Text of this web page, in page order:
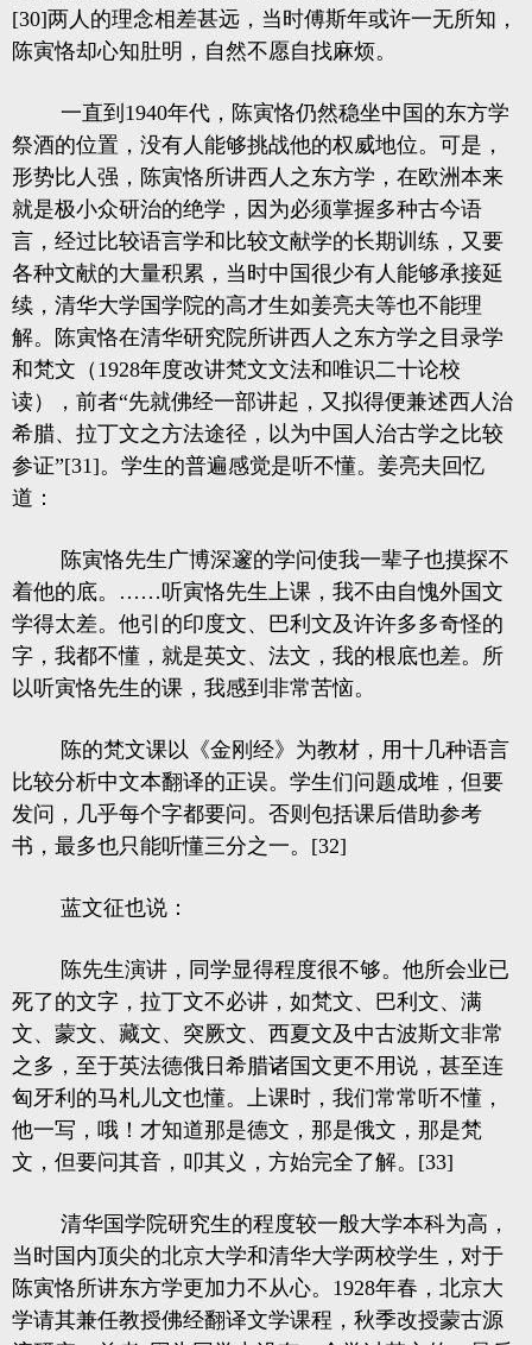
[30]两人的理念相差甚远，当时傅斯年或许一无所知，
陈寅恪却心知肚明，自然不愿自找麻烦。
一直到1940年代，陈寅恪仍然稳坐中国的东方学
祭酒的位置，没有人能够挑战他的权威地位。可是，
形势比人强，陈寅恪所讲西人之东方学，在欧洲本来
就是极小众研治的绝学，因为必须掌握多种古今语
言，经过比较语言学和比较文献学的长期训练，又要
各种文献的大量积累，当时中国很少有人能够承接延
续，清华大学国学院的高才生如姜亮夫等也不能理
解。陈寅恪在清华研究院所讲西人之东方学之目录学
和梵文（1928年度改讲梵文文法和唯识二十论校
读），前者“先就佛经一部讲起，又拟得便兼述西人治
希腊、拉丁文之方法途径，以为中国人治古学之比较
参证”[31]。学生的普遍感觉是听不懂。姜亮夫回忆
道：
陈寅恪先生广博深邃的学问使我一辈子也摸探不
着他的底。……听寅恪先生上课，我不由自愧外国文
学得太差。他引的印度文、巴利文及许许多多奇怪的
字，我都不懂，就是英文、法文，我的根底也差。所
以听寅恪先生的课，我感到非常苦恼。
陈的梵文课以《金刚经》为教材，用十几种语言
比较分析中文本翻译的正误。学生们问题成堆，但要
发问，几乎每个字都要问。否则包括课后借助参考
书，最多也只能听懂三分之一。[32]
蓝文征也说：
陈先生演讲，同学显得程度很不够。他所会业已
死了的文字，拉丁文不必讲，如梵文、巴利文、满
文、蒙文、藏文、突厥文、西夏文及中古波斯文非常
之多，至于英法德俄日希腊诸国文更不用说，甚至连
匈牙利的马札儿文也懂。上课时，我们常常听不懂，
他一写，哦！才知道那是德文，那是俄文，那是梵
文，但要问其音，叩其义，方始完全了解。[33]
清华国学院研究生的程度较一般大学本科为高，
当时国内顶尖的北京大学和清华大学两校学生，对于
陈寅恪所讲东方学更加力不从心。1928年春，北京大
学请其兼任教授佛经翻译文学课程，秋季改授蒙古源